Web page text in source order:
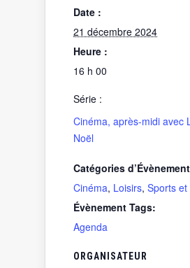
Date :
21 décembre 2024
Heure :
16 h 00
Série :
Cinéma, après-midi avec
Noël
Catégories
Cinéma, Loisirs, Sports
Évènement Tags:
Agenda
ORGANISATEUR